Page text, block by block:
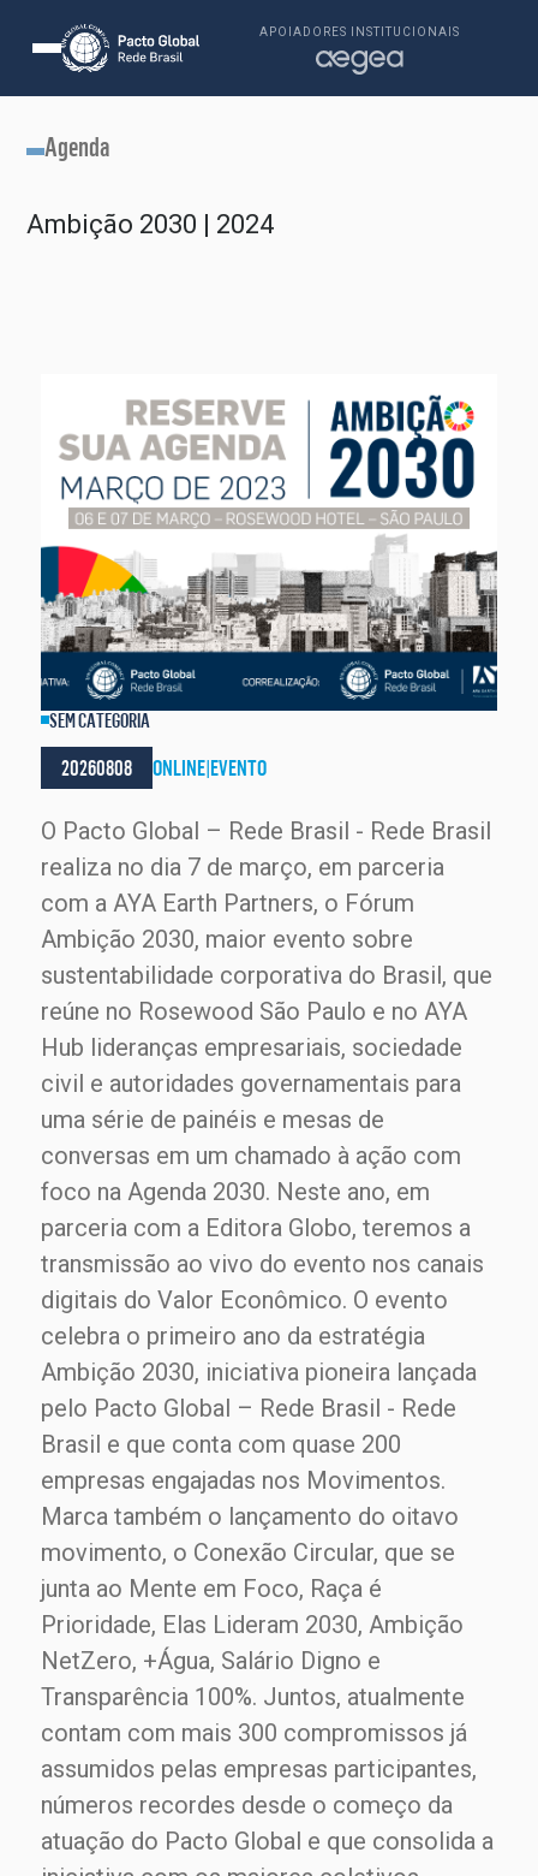
APOIADORES INSTITUCIONAIS
Agenda
Ambição 2030 | 2024
SEM CATEGORIA
20260808 ONLINE|EVENTO
O Pacto Global – Rede Brasil - Rede Brasil
realiza no dia 7 de março, em parceria
com a AYA Earth Partners, o Fórum
Ambição 2030, maior evento sobre
sustentabilidade corporativa do Brasil, que
reúne no Rosewood São Paulo e no AYA
Hub lideranças empresariais, sociedade
civil e autoridades governamentais para
uma série de painéis e mesas de
conversas em um chamado à ação com
foco na Agenda 2030. Neste ano, em
parceria com a Editora Globo, teremos a
transmissão ao vivo do evento nos canais
digitais do Valor Econômico. O evento
celebra o primeiro ano da estratégia
Ambição 2030, iniciativa pioneira lançada
pelo Pacto Global – Rede Brasil - Rede
Brasil e que conta com quase 200
empresas engajadas nos Movimentos.
Marca também o lançamento do oitavo
movimento, o Conexão Circular, que se
junta ao Mente em Foco, Raça é
Prioridade, Elas Lideram 2030, Ambição
NetZero, +Água, Salário Digno e
Transparência 100%. Juntos, atualmente
contam com mais 300 compromissos já
assumidos pelas empresas participantes,
números recordes desde o começo da
atuação do Pacto Global e que consolida a